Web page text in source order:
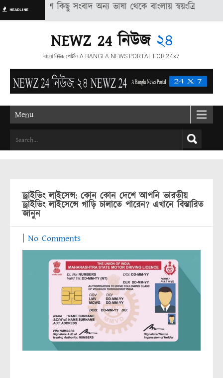
HEADLINE
বেশ কিছু সংবাদ অন্য ভাষা থেকে বাংলায় স্বয়ংক্রিয় পদ্ধতির
NEWZ 24 নিউজ ২৪
বাংলা নিউজ পোর্টাল A BANGLA NEWS PORTAL FOR 24×7
Menu
ড্রাইভিং লাইসেন্স: কোন কোন দেশে আপনি ভারতীয়
ড্রাইভিং লাইসেন্সে গাড়ি চালাতে পারেন? এখানে বিস্তারিত
জানুন
No Comments